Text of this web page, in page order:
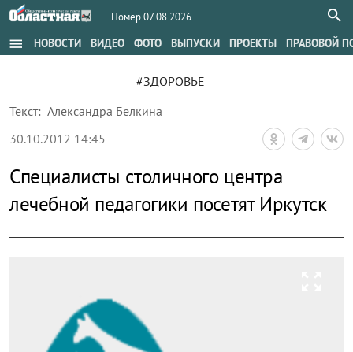
Номер 07.08.2026
menu НОВОСТИ ВИДЕО ФОТО ВЫПУСКИ ПРОЕКТЫ ПРАВОВОЙ
#ЗДОРОВЬЕ
Текст: Александра Белкина
30.10.2012 14:45
Специалисты столичного центра
лечебной педагогики посетят Иркутск